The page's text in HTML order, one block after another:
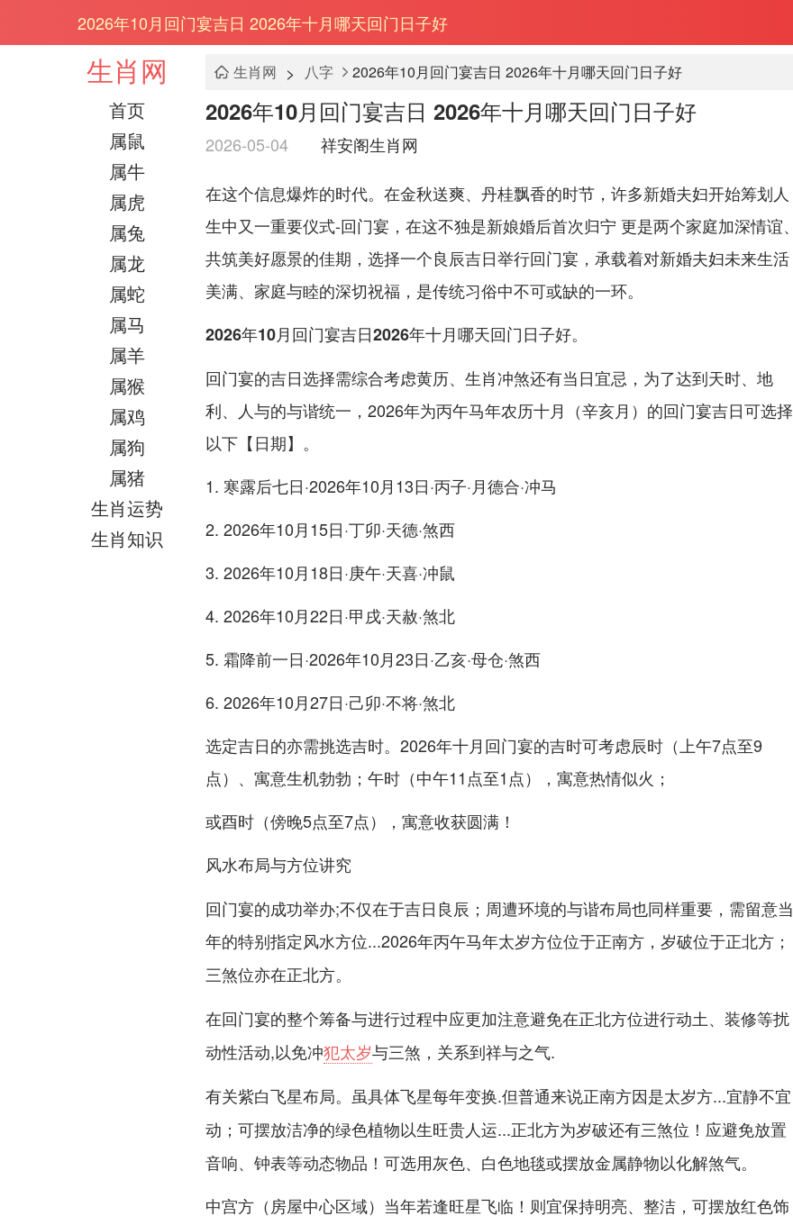
2026年10月回门宴吉日 2026年十月哪天回门日子好
生肖网
首页
属鼠
属牛
属虎
属兔
属龙
属蛇
属马
属羊
属猴
属鸡
属狗
属猪
生肖运势
生肖知识
生肖网 > 八字 2026年10月回门宴吉日 2026年十月哪天回门日子好
2026年10月回门宴吉日 2026年十月哪天回门日子好
2026-05-04 祥安阁生肖网
在这个信息爆炸的时代。在金秋送爽、丹桂飘香的时节，许多新婚夫妇开始筹划人
生中又一重要仪式-回门宴，在这不独是新娘婚后首次归宁 更是两个家庭加深情谊、
共筑美好愿景的佳期，选择一个良辰吉日举行回门宴，承载着对新婚夫妇未来生活
美满、家庭与睦的深切祝福，是传统习俗中不可或缺的一环。
2026年10月回门宴吉日2026年十月哪天回门日子好。
回门宴的吉日选择需综合考虑黄历、生肖冲煞还有当日宜忌，为了达到天时、地
利、人与的与谐统一，2026年为丙午马年农历十月（辛亥月）的回门宴吉日可选择
以下【日期】。
1. 寒露后七日·2026年10月13日·丙子·月德合·冲马
2. 2026年10月15日·丁卯·天德·煞西
3. 2026年10月18日·庚午·天喜·冲鼠
4. 2026年10月22日·甲戌·天赦·煞北
5. 霜降前一日·2026年10月23日·乙亥·母仓·煞西
6. 2026年10月27日·己卯·不将·煞北
选定吉日的亦需挑选吉时。2026年十月回门宴的吉时可考虑辰时（上午7点至9
点）、寓意生机勃勃；午时（中午11点至1点），寓意热情似火；
或酉时（傍晚5点至7点），寓意收获圆满！
风水布局与方位讲究
回门宴的成功举办;不仅在于吉日良辰；周遭环境的与谐布局也同样重要，需留意当
年的特别指定风水方位...2026年丙午马年太岁方位位于正南方 ，岁破位于正北方 ；
三煞位亦在正北方。
在回门宴的整个筹备与进行过程中应更加注意避免在正北方位进行动土、装修等扰
动性活动,以免冲犯太岁与三煞，关系到祥与之气.
有关紫白飞星布局。虽具体飞星每年变换.但普通来说正南方因是太岁方...宜静不宜
动；可摆放洁净的绿色植物以生旺贵人运...正北方为岁破还有三煞位！应避免放置
音响、钟表等动态物品！可选用灰色、白色地毯或摆放金属静物以化解煞气。
中宫方 （房屋中心区域）当年若逢旺星飞临！则宜保持明亮、整洁，可摆放红色饰